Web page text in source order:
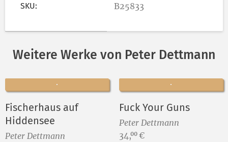
SKU: B25833
Weitere Werke von Peter Dettmann
Fischerhaus auf
Hiddensee
Peter Dettmann
Fuck Your Guns
Peter Dettmann
Preis:
34,00 €